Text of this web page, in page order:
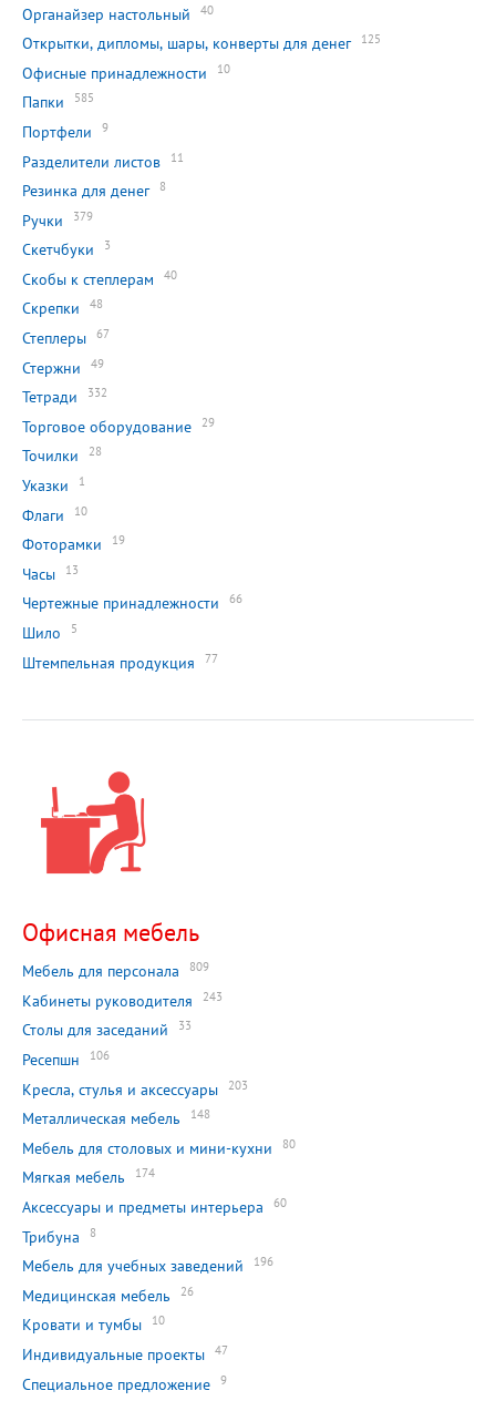
Органайзер настольный 40
Открытки, дипломы, шары, конверты для денег 125
Офисные принадлежности 10
Папки 585
Портфели 9
Разделители листов 11
Резинка для денег 8
Ручки 379
Скетчбуки 3
Скобы к степлерам 40
Скрепки 48
Степлеры 67
Стержни 49
Тетради 332
Торговое оборудование 29
Точилки 28
Указки 1
Флаги 10
Фоторамки 19
Часы 13
Чертежные принадлежности 66
Шило 5
Штемпельная продукция 77
Офисная мебель
Мебель для персонала 809
Кабинеты руководителя 243
Столы для заседаний 33
Ресепшн 106
Кресла, стулья и аксессуары 203
Металлическая мебель 148
Мебель для столовых и мини-кухни 80
Мягкая мебель 174
Аксессуары и предметы интерьера 60
Трибуна 8
Мебель для учебных заведений 196
Медицинская мебель 26
Кровати и тумбы 10
Индивидуальные проекты 47
Специальное предложение 9